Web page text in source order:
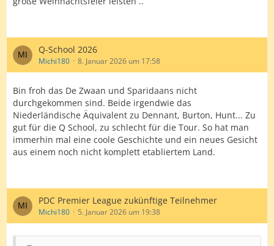
Q-School 2026
Michi180 8. Januar 2026 um 17:58
Bin froh das De Zwaan und Sparidaans nicht
durchgekommen sind. Beide irgendwie das
Niederländische Äquivalent zu Dennant, Burton, Hunt... Zu
gut für die Q School, zu schlecht für die Tour. So hat man
immerhin mal eine coole Geschichte und ein neues Gesicht
aus einem noch nicht komplett etabliertem Land.
PDC Premier League zukünftige Teilnehmer
Michi180 5. Januar 2026 um 19:38